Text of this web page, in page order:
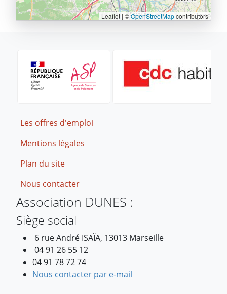
Leaflet | ©OpenStreetMapcontributors
Footer
Les offres d'emploi
Mentions légales
Plan du site
Nous contacter
Association DUNES :
Siège social
6 rue André ISAÏA, 13013 Marseille
04 91 26 55 12
04 91 78 72 74
Nous contacter par e-mail